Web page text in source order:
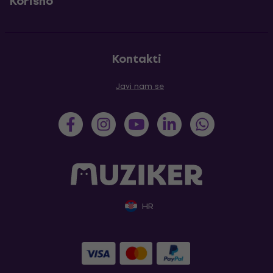
Kontakti
Javi nam se
HR